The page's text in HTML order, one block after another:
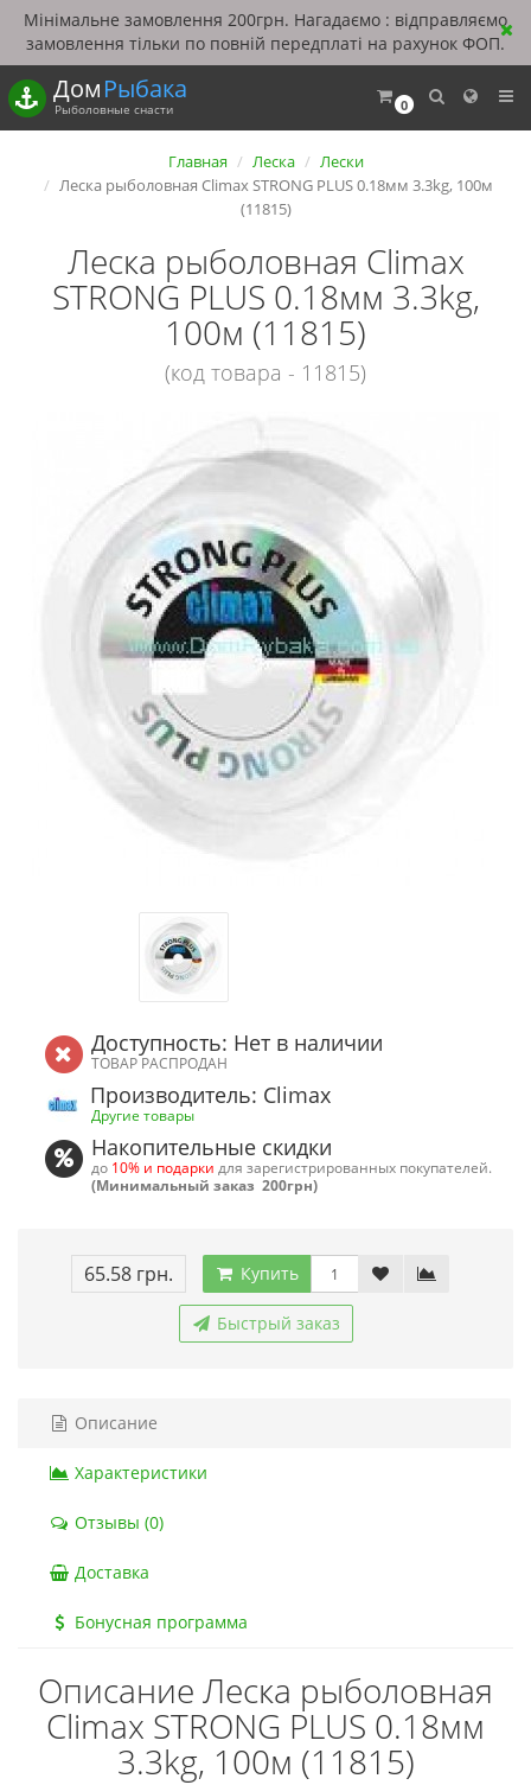
Мінімальне замовлення 200грн. Нагадаємо : відправляємо
замовлення тільки по повній передплаті на рахунок ФОП.
0
ДомРыбака
Рыболовные снасти
Главная Леска
Лески
Леска рыболовная Climax STRONG PLUS 0.18мм 3.3kg, 100м
(11815)
Леска рыболовная Climax
STRONG PLUS 0.18мм 3.3kg,
100м (11815)
(код товара - 11815)
Доступность: Нет в наличии
ТОВАР РАСПРОДАН
Производитель: Climax
Другие товары
Накопительные скидки
до 10% и подарки для зарегистрированных покупателей.
(Минимальный заказ 200грн)
65.58 грн. Купить
Быстрый заказ
Описание
Характеристики
Отзывы (0)
Доставка
Бонусная программа
Описание Леска рыболовная
Climax STRONG PLUS 0.18мм
3.3kg, 100м (11815)